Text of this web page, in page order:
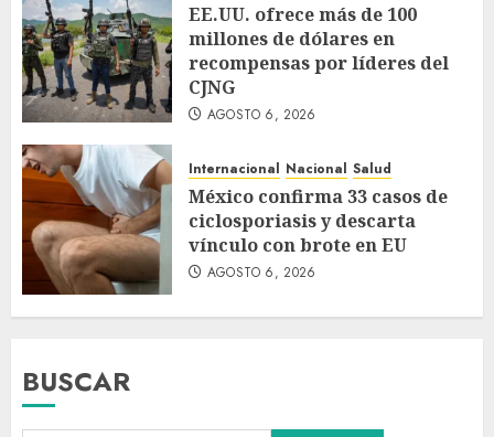
EE.UU. ofrece más de 100
millones de dólares en
recompensas por líderes del
CJNG
AGOSTO 6, 2026
Internacional Nacional Salud
México confirma 33 casos de
ciclosporiasis y descarta
vínculo con brote en EU
AGOSTO 6, 2026
BUSCAR